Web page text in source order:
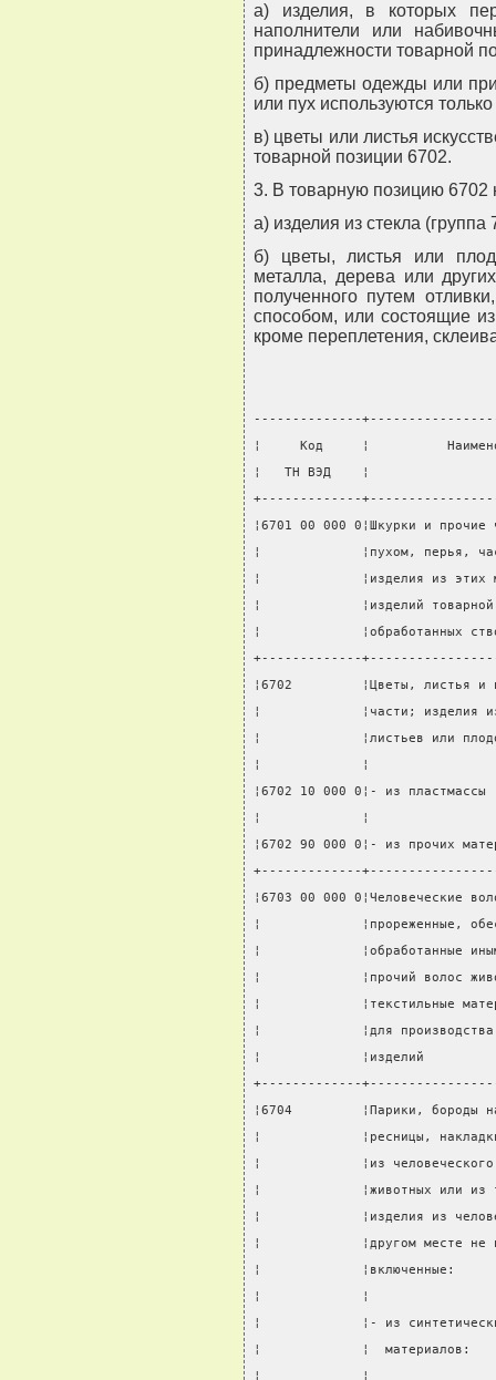
а) изделия, в которых
наполнители или
принадлежности товарной
б) предметы одежды или
или пух используются
в) цветы или листья
товарной позиции 6702.
3. В товарную позицию 6702
а) изделия из стекла (группа
б) цветы, листья или
металла, дерева или
полученного путем
способом, или состоящие
кроме переплетения,
--------------
¦     Код     ¦
¦   ТН ВЭД    ¦
+-------------
¦6701 00 000 0¦Шкурки и
¦             ¦пухом, перья,
¦             ¦изделия из
¦             ¦изделий
¦             ¦обработанных
+-------------
¦6702         ¦Цветы, листья и
¦             ¦части; изделия
¦             ¦листьев или
¦             ¦
¦6702 10 000 0¦- из
¦             ¦
¦6702 90 000 0¦- из
+-------------
¦6703 00 000
¦             ¦прореженные,
¦             ¦обработанные
¦             ¦прочий волос
¦             ¦текстильные
¦             ¦для
¦             ¦изделий
+-------------
¦6704         ¦Парики,
¦             ¦ресницы,
¦             ¦из
¦             ¦животных или из
¦             ¦изделия из
¦             ¦другом месте не
¦
¦             ¦
¦             ¦- из
¦             ¦
¦             ¦